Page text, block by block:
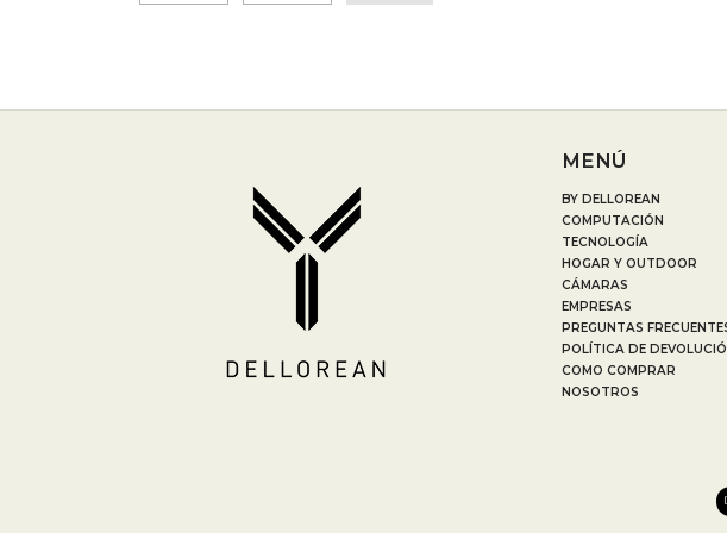
MENÚ
BY DELLOREAN
COMPUTACIÓN
TECNOLOGÍA
HOGAR Y OUTDOOR
CÁMARAS
EMPRESAS
PREGUNTAS
POLÍTICA DE
COMO COMPRAR
NOSOTROS